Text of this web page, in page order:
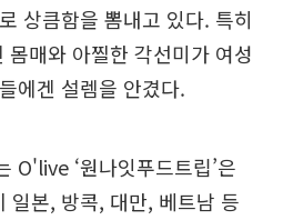
상큼함을 뽐내고 있다. 특히
매와 아찔한 각선미가 여성
에겐 설렘을 안겼다.
O'live ‘원나잇푸드트립’은
일본, 방콕, 대만, 베트남 등